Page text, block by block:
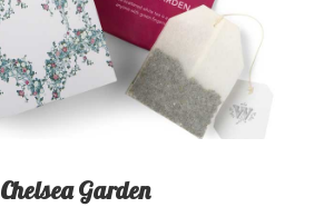
Chelsea Garden